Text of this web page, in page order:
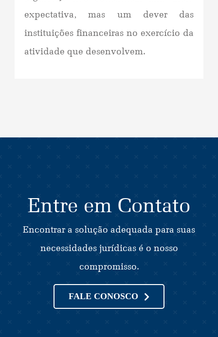
expectativa, mas um dever das
instituições financeiras no exercício da
atividade que desenvolvem.
Entre em Contato
Encontrar a solução adequada para suas
necessidades jurídicas é o nosso
compromisso.
FALE CONOSCO